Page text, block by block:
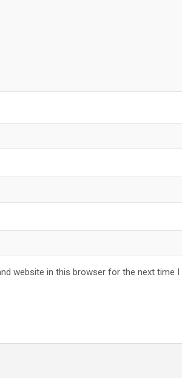
website in this browser for the next time